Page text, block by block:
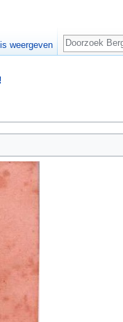
weergeven
Zoeken